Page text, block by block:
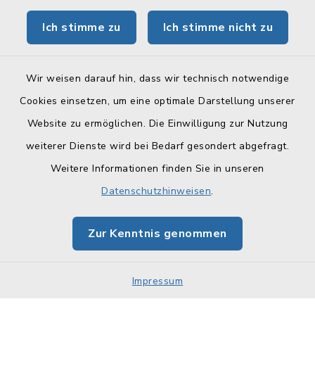
Ich stimme zu Ich stimme nicht zu
Wir weisen darauf hin, dass wir technisch notwendige
Cookies einsetzen, um eine optimale Darstellung unserer
Website zu ermöglichen. Die Einwilligung zur Nutzung
weiterer Dienste wird bei Bedarf gesondert abgefragt.
Weitere Informationen finden Sie in unseren
Datenschutzhinweisen.
Zur Kenntnis genommen
Impressum
BayernPortal
Barrierefreiheit
Sitemap